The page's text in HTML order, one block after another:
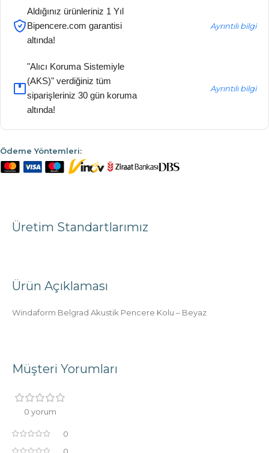
Aldığınız ürünleriniz 1 Yıl
Bipencere.com garantisi
altında!
Ayrıntılı bilgi
"Alıcı Koruma Sistemiyle
(AKS)" verdiğiniz tüm
siparişleriniz 30 gün koruma
altında!
Ayrıntılı bilgi
Ödeme Yöntemleri:
Ürün Açıklaması
Windaform Belgrad Akustik Pencere Kolu – Beyaz
Üretim Standartlarımız
Müşteri Yorumları
0 yorum
0